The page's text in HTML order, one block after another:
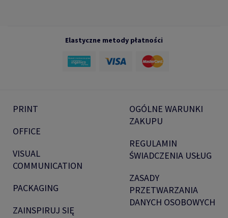
Elastyczne metody płatności
PRINT
OFFICE
VISUAL
COMMUNICATION
PACKAGING
ZAINSPIRUJ SIĘ
OGÓLNE WARUNKI
ZAKUPU
REGULAMIN
ŚWIADCZENIA USŁUG
ZASADY
PRZETWARZANIA
DANYCH OSOBOWYCH